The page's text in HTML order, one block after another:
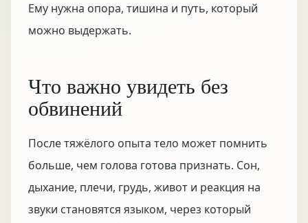
Ему нужна опора, тишина и путь, который
можно выдержать.
Что важно увидеть без
обвинений
После тяжёлого опыта тело может помнить
больше, чем голова готова признать. Сон,
дыхание, плечи, грудь, живот и реакция на
звуки становятся языком, через который